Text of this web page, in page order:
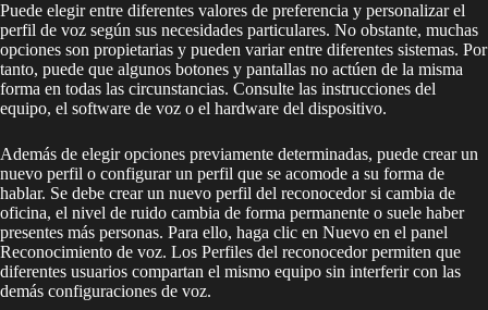
Puede elegir entre diferentes valores de preferencia y personalizar el
perfil de voz según sus necesidades particulares. No obstante, muchas
opciones son propietarias y pueden variar entre diferentes sistemas. Por
tanto, puede que algunos botones y pantallas no actúen de la misma
forma en todas las circunstancias. Consulte las instrucciones del
equipo, el software de voz o el hardware del dispositivo.
Además de elegir opciones previamente determinadas, puede crear un
nuevo perfil o configurar un perfil que se acomode a su forma de
hablar. Se debe crear un nuevo perfil del reconocedor si cambia de
oficina, el nivel de ruido cambia de forma permanente o suele haber
presentes más personas. Para ello, haga clic en Nuevo en el panel
Reconocimiento de voz. Los Perfiles del reconocedor permiten que
diferentes usuarios compartan el mismo equipo sin interferir con las
demás configuraciones de voz.